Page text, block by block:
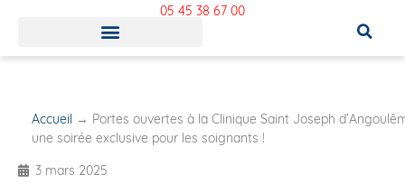
05 45 38 67 00
Accueil → Portes ouvertes à la Clinique Saint Joseph
une soirée exclusive pour les soignants !
3 mars 2025